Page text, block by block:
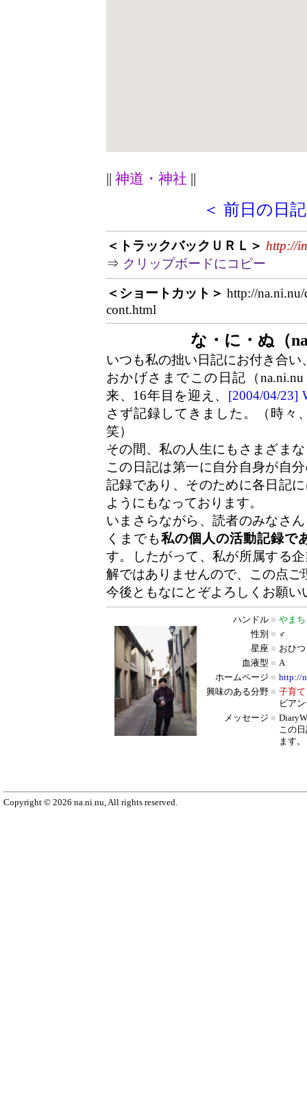
|| 神道・神社 ||
＜ 前日の日記
＜トラックバックＵＲＬ＞ http://
⇒ クリップボードにコピー
＜ショートカット＞ http://
cont.html
な・に・ぬ（
いつも私の拙い日記にお付き合
おかげさまでこの日記（
来、16年目を迎え、 [2004/04/23]
さず記録してきました。（時々
笑）
その間、私の人生にもさまざま
この日記は第一に自分自身が自
記録であり、そのために各日記
ようにもなっております。
いまさらながら、読者のみなさ
くまでも私の個人の活動記録で
す。したがって、私が所属する
解ではありませんので、この点
今後ともなにとぞよろしくお願い
ハンドル ■ やま
性別 ■ ♂
星座 ■ おひ
血液型 ■ A
ホームページ ■ http://
興味のある分野 ■ 子育て
ビア
メッセージ ■
この
ます。
Copyright © 2026 na.ni.nu, All rights reserved.